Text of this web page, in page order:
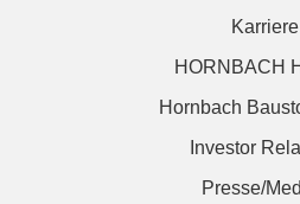
Karriere
HORNBACH
Hornbach
Investor
Presse/